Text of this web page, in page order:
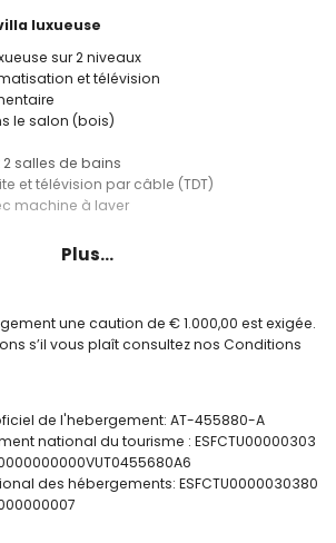
luxueuse
sur 2 niveaux
et télévision
le salon (bois)
salles de bains
et télévision par câble (TDT)
machine à laver
et grille-pain
de bains
et 2 lits simples
avec baignoire
baignoire
luxueuse
Plus...
une caution de € 1.000,00 est exigée.
s’il vous plaît consultez nos Conditions
de l'hebergement: AT-455880-A
national du tourisme : ESFCTU00000303
des hébergements: ESFCTU0000030380